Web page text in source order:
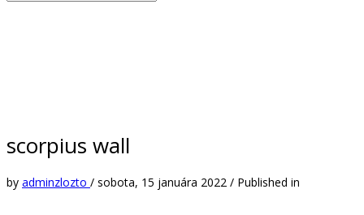
scorpius wall
by adminzlozto / sobota, 15 januára 2022 / Published in